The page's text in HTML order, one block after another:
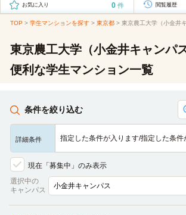
お気に入り 0 件 閲覧履歴
TOP > 学生マンションを探す > 東京都 > 東京農工大学（小金井
東京農工大学（小金井キャンパ
便利な学生マンション一覧
条件を絞り込む
詳細条件 指定した条件が入ります/指定した条件
現在「募集中」のみ表示
選択中の
キャンパス